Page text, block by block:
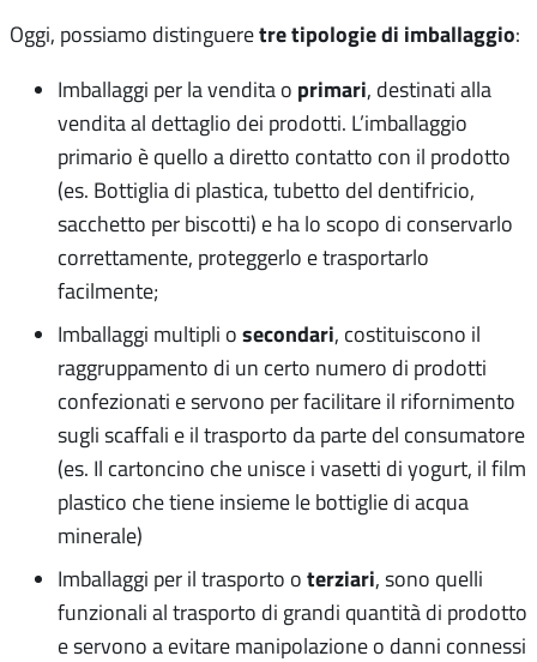
Oggi, possiamo distingueretre tipologie di imballaggio:
Imballaggi per la vendita o primari, destinati alla
vendita al dettaglio dei prodotti. L’imballaggio
primario è quello a diretto contatto con il prodotto
(es. Bottiglia di plastica, tubetto del dentifricio,
sacchetto per biscotti) e ha lo scopo di conservarlo
correttamente, proteggerlo e trasportarlo
facilmente;
Imballaggi multipli o secondari, costituiscono il
raggruppamento di un certo numero di prodotti
confezionati e servono per facilitare il rifornimento
sugli scaffali e il trasporto da parte del consumatore
(es. Il cartoncino che unisce i vasetti di yogurt, il film
plastico che tiene insieme le bottiglie di acqua
minerale)
Imballaggi per il trasporto o terziari, sono quelli
funzionali al trasporto di grandi quantità di prodotto
e servono a evitare manipolazione o danni connessi